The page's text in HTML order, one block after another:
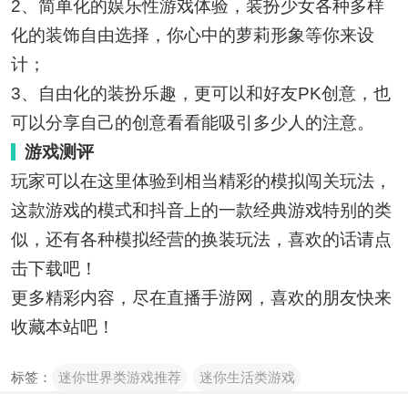
2、简单化的娱乐性游戏体验，装扮少女各种多样
化的装饰自由选择，你心中的萝莉形象等你来设
计；
3、自由化的装扮乐趣，更可以和好友PK创意，也
可以分享自己的创意看看能吸引多少人的注意。
游戏测评
玩家可以在这里体验到相当精彩的模拟闯关玩法，
这款游戏的模式和抖音上的一款经典游戏特别的类
似，还有各种模拟经营的换装玩法，喜欢的话请点
击下载吧！
更多精彩内容，尽在直播手游网，喜欢的朋友快来
收藏本站吧！
标签： 迷你世界类游戏推荐 迷你生活类游戏